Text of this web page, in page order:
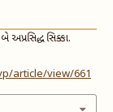
અપ્રસિદ્ધ સિક્કા.
article/view/661